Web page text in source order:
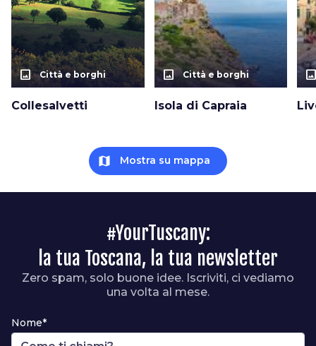
photo_size_select_actual Città e borghi
Collesalvetti
photo_size_select_actual Città e borghi
Isola di Capraia
map Mostra su mappa
#YourTuscany:
la tua Toscana, la tua newsletter
Zero spam, solo buone idee. Iscriviti, ci vediamo
una volta al mese.
Nome*